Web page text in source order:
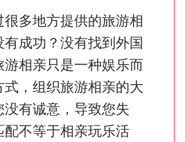
多地方提供的旅游相
成功？没有找到外国
相亲只是一种娱乐而
，组织旅游相亲的大
有诚意，导致您失
配不等于相亲玩乐活